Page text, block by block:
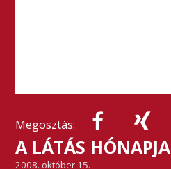
Megosztás:
A LÁTÁS HÓNAPJA
2008. október 15.